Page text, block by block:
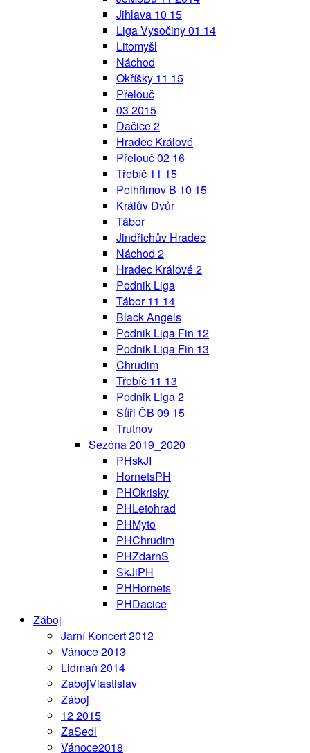
Jihlava 10 15
Liga Vysočiny 01 14
Litomyšl
Náchod
Okříšky 11 15
Přelouč
03 2015
Dačice 2
Hradec Králové
Přelouč 02 16
Třebíč 11 15
Pelhřimov B 10 15
Králův Dvůr
Tábor
Jindřichův Hradec
Náchod 2
Hradec Králové 2
Podnik Liga
Tábor 11 14
Black Angels
Podnik Liga Fin 12
Podnik Liga Fin 13
Chrudim
Třebíč 11 13
Podnik Liga 2
Sťíři ČB 09 15
Trutnov
Sezóna 2019_2020
PHskJI
HornetsPH
PHOkrisky
PHLetohrad
PHMyto
PHChrudim
PHZdarnS
SkJiPH
PHHornets
PHDacice
Záboj
Jarní Koncert 2012
Vánoce 2013
Lidmaň 2014
ZabojVlastislav
Záboj
12 2015
ZaSedl
Vánoce2018